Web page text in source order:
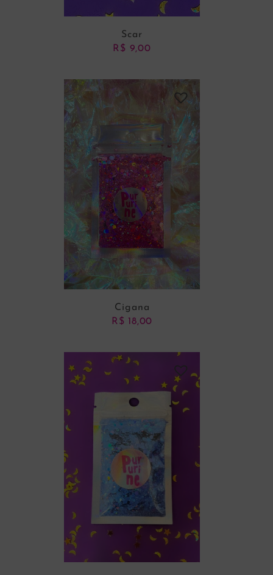
ADICIONAR AO CARRINHO
Scar
R$ 9,00
ADICIONAR AO CARRINHO
Cigana
R$ 18,00